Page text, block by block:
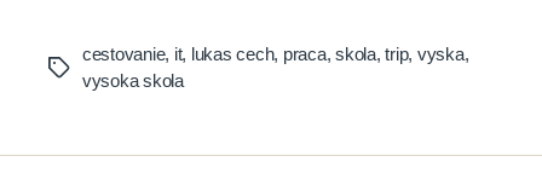
Tags
cestovanie, it, lukas cech, praca,skola,trip, vyska,
vysoka skola